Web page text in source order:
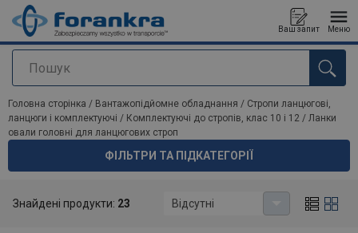
Пошук
Ваш запит Меню
added to your quote
Головна сторінка / Вантажопідйомне обладнання / Стропи ланцюгові,
ланцюги і комплектуючі / Комплектуючі до стропів, клас 10 і 12 / Ланки
овали головні для ланцюгових строп
ФІЛЬТРИ ТА ПІДКАТЕГОРІЇ
Ланки овали головні для ланцюгових строп
Основні з'єднувальні ланки для ланцюгових строп, клас 10 і 12
Знайдені продукти: 23 Відсутні